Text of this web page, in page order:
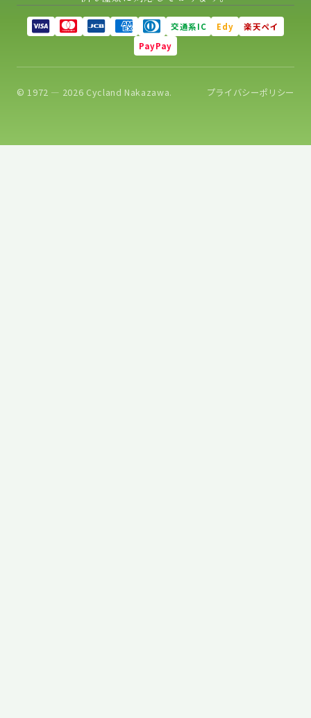
交通系IC Edy
楽天ペイ
PayPay
© 1972 — 2026 Cycland Nakazawa. プライバシーポリシー